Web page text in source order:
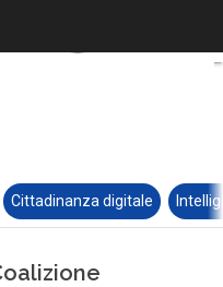
Cittadinanza digitale